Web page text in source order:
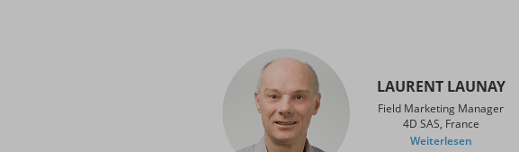
LAURENT LAUNAY
Field Marketing Manager
4D SAS, France
Weiterlesen